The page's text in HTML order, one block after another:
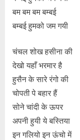
बम बम बम बम्बई
बम्बई हुमको जम गयी
चंचल शोख हसीना की
देखो यहाँ भरमार है
हुसैन के सारे रंगो की
चोपती पे बहार हैं
सोने चांदी के ऊपर
अपनी हुयी ये बस्तिया
इन गलियो इन ऊंचो में